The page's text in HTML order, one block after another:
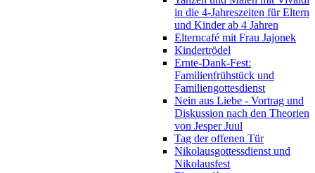
in die 4-Jahreszeiten für Eltern
und Kinder ab 4 Jahren
Elterncafé mit Frau Jajonek
Kindertrödel
Ernte-Dank-Fest:
Familienfrühstück und
Familiengottesdienst
Nein aus Liebe - Vortrag und
Diskussion nach den Theorien
von Jesper Juul
Tag der offenen Tür
Nikolausgottessdienst und
Nikolausfest